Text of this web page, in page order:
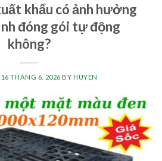
khẩu có ảnh hưởng
đóng gói tự động
không?
16 THÁNG 6, 2026 BY HUYEN